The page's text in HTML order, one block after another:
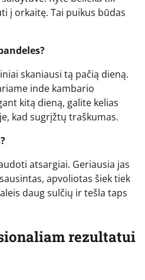
į orkaitę. Tai puikus būdas
skaniausi tą pačią dieną.
inde kambario
kitą dieną, galite kelias
kad sugrįžtų traškumas.
atsargiai. Geriausia jas
apvoliotas šiek tiek
daug sulčių ir tešla taps
rezultatui